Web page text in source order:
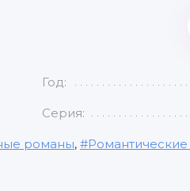
Год:
Серия:
романы,